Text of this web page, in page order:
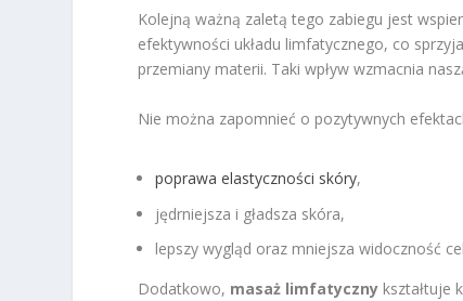
Kolejną ważną zaletą tego zabiegu jest
efektywności układu limfatycznego, co
przemiany materii. Taki wpływ wzmacnia
Nie można zapomnieć o pozytywnych
poprawa elastyczności skóry,
jędrniejsza i gładsza skóra,
lepszy wygląd oraz mniejsza widoczność
Dodatkowo, masaż limfatyczny kształtuje